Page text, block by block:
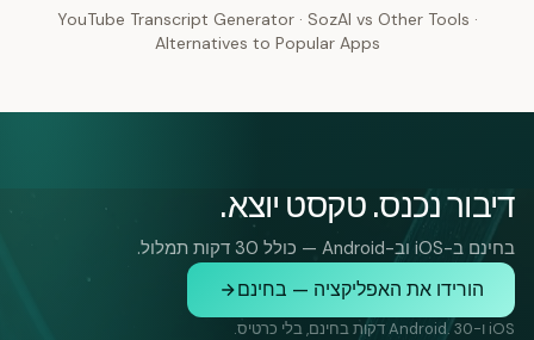
YouTube Transcript Generator· SozAI vs Other Tools ·
Alternatives to Popular Apps
דיבור נכנס. טקסט יוצא.
בחינם ב-iOS וב-Android — כולל 30 דקות תמלול.
הורידו את האפליקציה — בחינם
iOS ו-Android. 30 דקות בחינם, בלי כרטיס.